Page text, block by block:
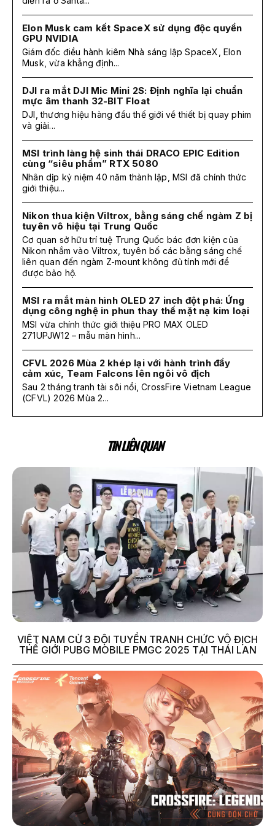
Elon Musk cam kết SpaceX sử dụng độc quyền
GPU NVIDIA
Giám đốc điều hành kiêm Nhà sáng lập SpaceX, Elon
Musk, vừa khẳng định...
DJI ra mắt DJI Mic Mini 2S: Định nghĩa lại chuẩn
mực âm thanh 32-BIT Float
DJI, thương hiệu hàng đầu thế giới về thiết bị quay phim
và giải...
MSI trình làng hệ sinh thái DRACO EPIC Edition
cùng “siêu phẩm” RTX 5080
Nhân dịp kỷ niệm 40 năm thành lập, MSI đã chính thức
giới thiệu...
Nikon thua kiện Viltrox, bằng sáng chế ngàm Z bị
tuyên vô hiệu tại Trung Quốc
Cơ quan sở hữu trí tuệ Trung Quốc bác đơn kiện của
Nikon nhắm vào Viltrox, tuyên bố các bằng sáng chế
liên quan đến ngàm Z-mount không đủ tính mới để
được bảo hộ.
MSI ra mắt màn hình OLED 27 inch đột phá: Ứng
dụng công nghệ in phun thay thế mặt nạ kim loại
MSI vừa chính thức giới thiệu PRO MAX OLED
271UPJW12 – mẫu màn hình...
CFVL 2026 Mùa 2 khép lại với hành trình đầy
cảm xúc, Team Falcons lên ngôi vô địch
Sau 2 tháng tranh tài sôi nổi, CrossFire Vietnam League
(CFVL) 2026 Mùa 2...
TIN LIÊN QUAN
VIỆT NAM CỬ 3 ĐỘI TUYỂN TRANH CHỨC VÔ ĐỊCH
THẾ GIỚI PUBG MOBILE PMGC 2025 TẠI THÁI LAN